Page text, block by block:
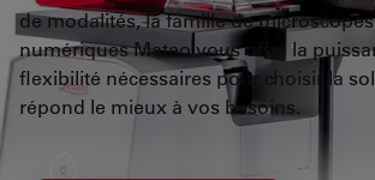
de modalités, la famille de
numériques Mateo vous offre la
flexibilité nécessaires pour choisir la
répond le mieux à vos besoins.